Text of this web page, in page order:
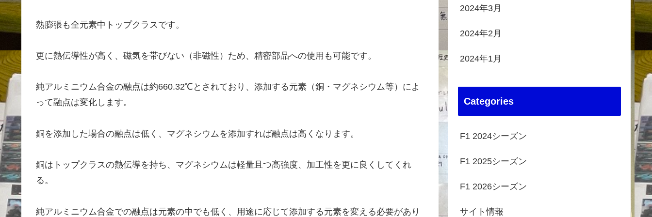
熱膨張も全元素中トップクラスです。
更に熱伝導性が高く、磁気を帯びない（非磁性）ため、精密部品への使用も可能です。
純アルミニウム合金の融点は約660.32℃とされており、添加する元素（銅・マグネシウム等）によ
って融点は変化します。
銅を添加した場合の融点は低く、マグネシウムを添加すれば融点は高くなります。
銅はトップクラスの熱伝導を持ち、マグネシウムは軽量且つ高強度、加工性を更に良くしてくれ
る。
純アルミニウム合金での融点は元素の中でも低く、用途に応じて添加する元素を変える必要があり
2024年3月
2024年2月
2024年1月
Categories
F1 2024シーズン
F1 2025シーズン
F1 2026シーズン
サイト情報